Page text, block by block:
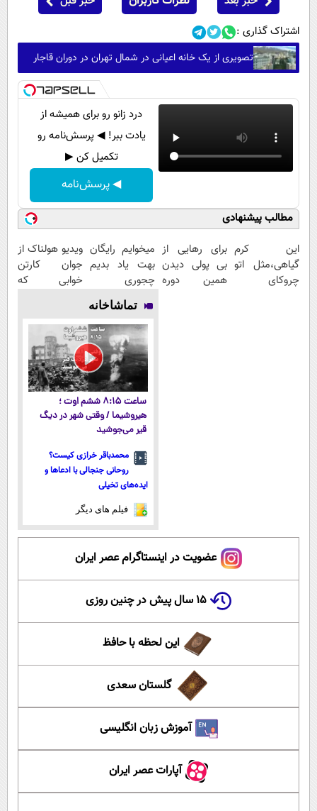
اشتراک گذاری :
تصویری از یک خانه اعیانی در شمال تهران در دوران قاجار
درد زانو رو برای همیشه از
یادت ببر! ◀ پرسش‌نامه رو
تکمیل کن ▶
◀ پرسش‌نامه
مطالب پیشنهادی
این کرم
گیاهی،مثل اتو
چروکای
برای رهایی از
بی پولی دیدن
همین دوره
میخوایم رایگان
بهت یاد بدیم
چجوری
پولدارشی! باور
نداری امتحانش
مجانیه
ویدیو هولناک از
جوان کارتن
خوابی که
تماشاخانه
ساعت ۸:۱۵ ششم اوت ؛
هیروشیما / وقتی شهر در دیگ
قیر می‌جوشید
محمدباقر خرازی کیست؟
روحانی جنجالی با ادعاها و
ایده‌های تخیلی
فیلم های دیگر
عضویت در اینستاگرام عصر ایران
۱۵ سال پیش در چنین روزی
این لحظه با حافظ
گلستان سعدی
آموزش زبان انگلیسی
آپارات عصر ایران